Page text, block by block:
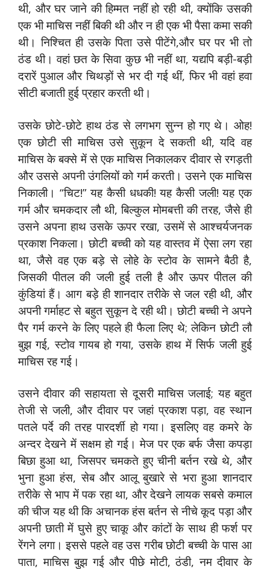
थी, और घर जाने की हिम्मत नहीं हो रही थी, क्योंकि उसकी
एक भी माचिस नहीं बिकी थी और न ही एक भी पैसा कमा सकी
थी। निश्चित ही उसके पिता उसे पीटेंगे,और घर पर भी तो
ठंड थी। वहां छत के सिवा कुछ भी नहीं था, यद्यपि बड़ी-बड़ी
दरारें पुआल और चिथड़ों से भर दी गई थीं, फिर भी वहां हवा
सीटी बजाती हुई प्रहार करती थी।
उसके छोटे-छोटे हाथ ठंड से लगभग सुन्न हो गए थे। ओह!
एक छोटी सी माचिस उसे सुकून दे सकती थी, यदि वह
माचिस के बक्से में से एक माचिस निकालकर दीवार से रगड़ती
और उससे अपनी उंगलियों को गर्म करती। उसने एक माचिस
निकाली। “चिट!” यह कैसी धधकी! यह कैसी जली! यह एक
गर्म और चमकदार लौ थी, बिल्कुल मोमबत्ती की तरह, जैसे ही
उसने अपना हाथ उसके ऊपर रखा, उसमें से आश्चर्यजनक
प्रकाश निकला। छोटी बच्ची को यह वास्तव में ऐसा लग रहा
था, जैसे वह एक बड़े से लोहे के स्टोव के सामने बैठी है,
जिसकी पीतल की जली हुई तली है और ऊपर पीतल की
कुंडियां हैं। आग बड़े ही शानदार तरीके से जल रही थी, और
अपनी गर्माहट से बहुत सुकून दे रही थी। छोटी बच्ची ने अपने
पैर गर्म करने के लिए पहले ही फैला लिए थे; लेकिन छोटी लौ
बुझ गई, स्टोव गायब हो गया, उसके हाथ में सिर्फ जली हुई
माचिस रह गई।
उसने दीवार की सहायता से दूसरी माचिस जलाई; यह बहुत
तेजी से जली, और दीवार पर जहां प्रकाश पड़ा, वह स्थान
पतले पर्दे की तरह पारदर्शी हो गया। इसलिए वह कमरे के
अन्दर देखने में सक्षम हो गई। मेज पर एक बर्फ जैसा कपड़ा
बिछा हुआ था, जिसपर चमकते हुए चीनी बर्तन रखे थे, और
भुना हुआ हंस, सेब और आलू बुखारे से भरा हुआ शानदार
तरीके से भाप में पक रहा था, और देखने लायक सबसे कमाल
की चीज यह थी कि अचानक हंस बर्तन से नीचे कूद पड़ा और
अपनी छाती में घुसे हुए चाकू और कांटों के साथ ही फर्श पर
रेंगने लगा। इससे पहले वह उस गरीब छोटी बच्ची के पास आ
पाता, माचिस बुझ गई और पीछे मोटी, ठंडी, नम दीवार के